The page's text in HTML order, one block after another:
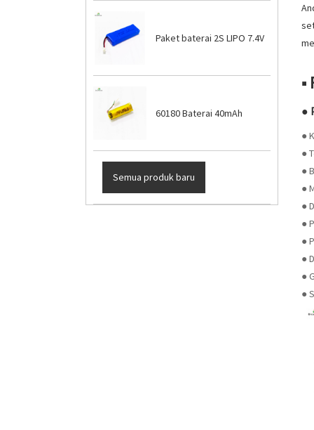
Paket baterai 2S LIPO 7.4V
60180 Baterai 40mAh
Semua produk baru
●
●
●
●
●
●
●
●
●
●
●